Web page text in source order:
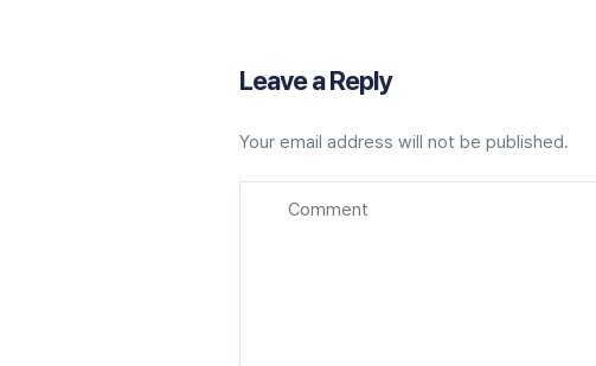
Leave a Reply
Your email address will not be published.